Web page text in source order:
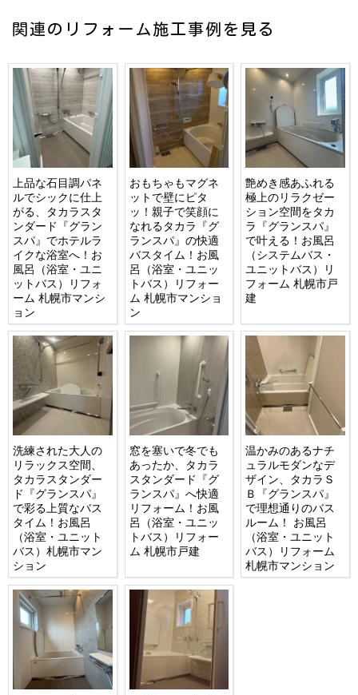
関連のリフォーム施工事例を見る
上品な石目調パネ
ルでシックに仕上
がる、タカラスタ
ンダード『グラン
スパ』でホテルラ
イクな浴室へ！お
風呂（浴室・ユニ
ットバス）リフォ
ーム 札幌市マンシ
ョン
おもちゃもマグネ
ットで壁にピタ
ッ！親子で笑顔に
なれるタカラ『グ
ランスパ』の快適
バスタイム！お風
呂（浴室・ユニッ
トバス）リフォー
ム 札幌市マンショ
ン
艶めき感あふれる
極上のリラクゼー
ション空間をタカ
ラ『グランスパ』
で叶える！お風呂
（システムバス・
ユニットバス）リ
フォーム 札幌市戸
建
洗練された大人の
リラックス空間、
タカラスタンダー
ド『グランスパ』
で彩る上質なバス
タイム！お風呂
（浴室・ユニット
バス）札幌市マン
ション
窓を塞いで冬でも
あったか、タカラ
スタンダード『グ
ランスパ』へ快適
リフォーム！お風
呂（浴室・ユニッ
トバス）リフォー
ム 札幌市戸建
温かみのあるナチ
ュラルモダンなデ
ザイン、タカラＳ
Ｂ『グランスパ』
で理想通りのバス
ルーム！ お風呂
（浴室・ユニット
バス）リフォーム
札幌市マンション